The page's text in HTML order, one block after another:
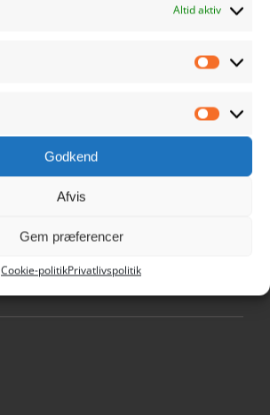
Altid aktiv
Godkend
Afvis
Gem præferencer
Cookie-politikPrivatlivspolitik